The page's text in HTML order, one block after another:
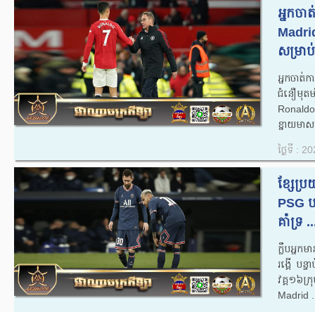
អ្នកច
សម្រា
អ្នកចា
ជំនឿមុតម
ខ្នាយមា
ថ្ងៃទី :
ខ្សែប្រ
PSG
គាំទ្រ​
ក្លឹបអ្នក
រង្គើ បន្
វគ្គ១៦
Madrid